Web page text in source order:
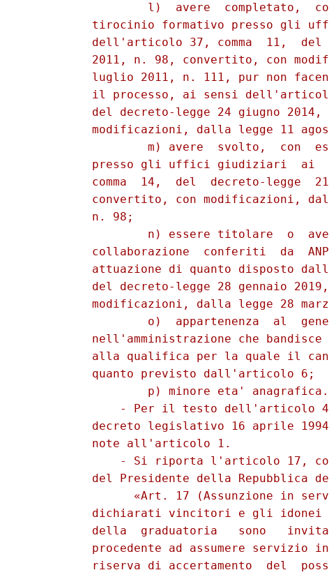
l)  avere  completato,
tirocinio formativo presso gli
dell'articolo 37, comma  11,  del
2011, n. 98, convertito, con
luglio 2011, n. 111, pur non
il processo, ai sensi
del decreto-legge 24 giugno 2014,
modificazioni, dalla legge 11
m) avere  svolto,  con
presso gli uffici giudiziari  ai
comma  14,  del  decreto-legge
convertito, con modificazioni,
          n. 98;
n) essere titolare  o
collaborazione  conferiti  da
attuazione di quanto disposto
del decreto-legge 28 gennaio
modificazioni, dalla legge 28
o)  appartenenza  al
nell'amministrazione che bandisce
alla qualifica per la quale il
          quanto previsto dall'articolo 6;
p) minore eta'
- Per il testo dell'articolo
decreto legislativo 16 aprile
          note all'articolo 1.
- Si riporta l'articolo 17,
del Presidente della Repubblica
«Art. 17 (Assunzione in
dichiarati vincitori e gli idonei
della  graduatoria   sono
procedente ad assumere servizio
riserva di accertamento  del